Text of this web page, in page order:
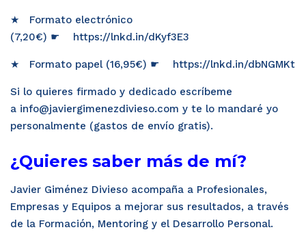
★ Formato electrónico
(7,20€) ☛ https://lnkd.in/dKyf3E3
★ Formato papel (16,95€) ☛ https://lnkd.in/dbNGMKt
Si lo quieres firmado y dedicado escríbeme
a info@javiergimenezdivieso.com y te lo mandaré yo
personalmente (gastos de envío gratis).
¿Quieres saber más de mí?
Javier Giménez Divieso acompaña a Profesionales,
Empresas y Equipos a mejorar sus resultados, a través
de la Formación, Mentoring y el Desarrollo Personal.